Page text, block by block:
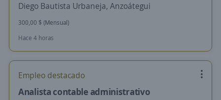
Diego Bautista Urbaneja, Anzoátegui
300,00 $ (Mensual)
Hace 4 horas
Empleo destacado
Analista contable administrativo